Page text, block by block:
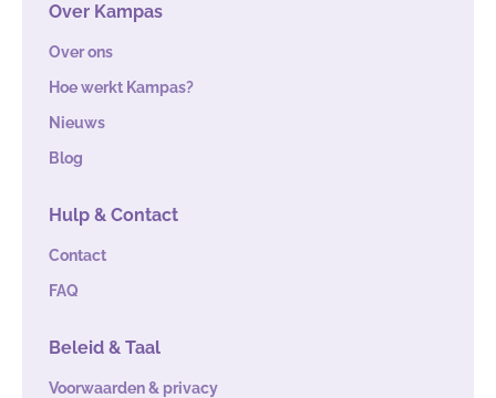
Over Kampas
Over ons
Hoe werkt Kampas?
Nieuws
Blog
Hulp & Contact
Contact
FAQ
Beleid & Taal
Voorwaarden & privacy